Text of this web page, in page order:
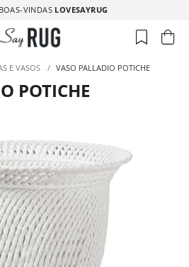
VINDAS LOVESAYRUG
E VASOS / VASO PALLADIO POTICHE
POTICHE